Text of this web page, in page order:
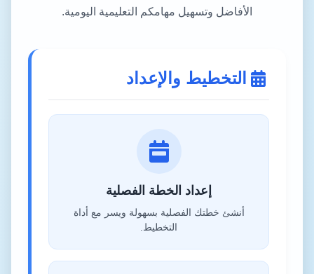
الأفاضل وتسهيل مهامكم التعليمية اليومية.
التخطيط والإعداد
إعداد الخطة الفصلية
أنشئ خطتك الفصلية بسهولة ويسر مع أداة
التخطيط.